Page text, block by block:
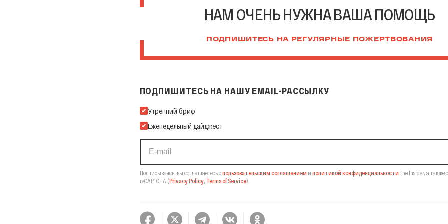
НАМ ОЧЕНЬ НУЖНА ВАША ПОМОЩЬ
ПОДПИШИТЕСЬ НА РЕГУЛЯРНЫЕ ПОЖЕРТВОВАНИЯ
ПОДПИШИТЕСЬ НА НАШУ EMAIL-РАССЫЛКУ
Подпишитесь на нашу Email-рассылку
Утренний бриф
Еженедельный дайджест
Подписываясь, вы соглашаетесь спользовательским соглашением и политикой конфиденциальности The Insider, а также
reCAPTCHA (Privacy Policy, Terms of Service).